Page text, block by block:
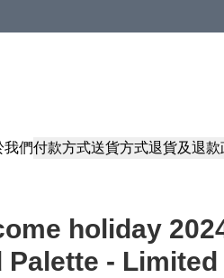
我們付款方式送貨方式退貨及退款
holiday
Palette -